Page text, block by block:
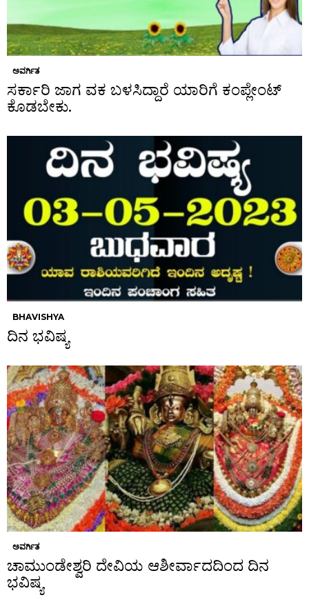
ಅವರ್ಗಿತ
ಸರ್ಕಾರಿ ಜಾಗ ವಕ ಬಳಸಿದ್ದಾರೆ ಯಾರಿಗೆ ಕಂಪ್ಲೇಂಟ್
ಕೊಡಬೇಕು.
BHAVISHYA
ದಿನ ಭವಿಷ್ಯ
ಅವರ್ಗಿತ
ಚಾಮುಂಡೇಶ್ವರಿ ದೇವಿಯ ಆಶೀರ್ವಾದದಿಂದ ದಿನ
ಭವಿಷ್ಯ